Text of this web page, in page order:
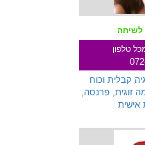
לשיחה
טלפון
קבלית וכוח
זוגית, פרנסה,
אישית